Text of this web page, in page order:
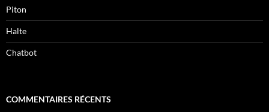
Piton
Halte
Chatbot
COMMENTAIRES RÉCENTS